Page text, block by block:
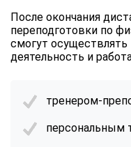
После окончания
переподготовки по
смогут
деятельность и
тренером-
персональным